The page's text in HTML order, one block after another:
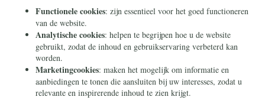
Maandelijks
Periodiek
Nalaten
Zelf overschrijven
berichten